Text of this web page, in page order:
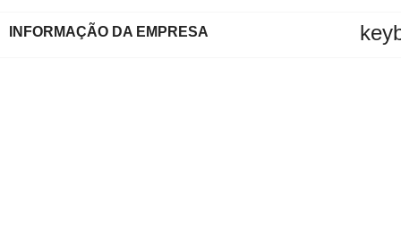
INFORMAÇÃO DA EMPRESA